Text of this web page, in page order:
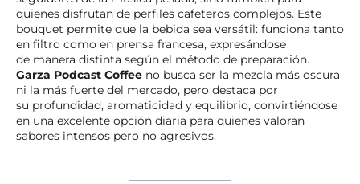
quienes disfrutan de perfiles cafeteros complejos. Este
bouquet permite que la bebida sea versátil: funciona tanto
en filtro como en prensa francesa, expresándose
de manera distinta según el método de preparación.
Garza Podcast Coffee no busca ser la mezcla más oscura
ni la más fuerte del mercado, pero destaca por
su profundidad, aromaticidad y equilibrio, convirtiéndose
en una excelente opción diaria para quienes valoran
sabores intensos pero no agresivos.